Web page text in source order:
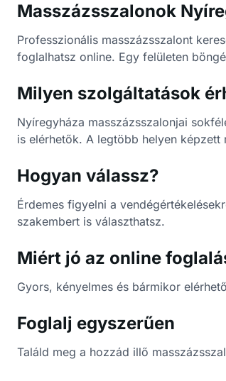
Masszázsszalonok
Professzionális masszázsszalont
foglalhatsz online. Egy felületen
Milyen szolgáltatások
Nyíregyháza masszázsszalonjai
is elérhetők. A legtöbb helyen
Hogyan válassz?
Érdemes figyelni a
szakembert is választhatsz.
Miért jó az online
Gyors, kényelmes és bármikor
Foglalj egyszerűen
Találd meg a hozzád illő